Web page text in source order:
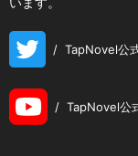
/ TapNovel公
/ TapNovel公